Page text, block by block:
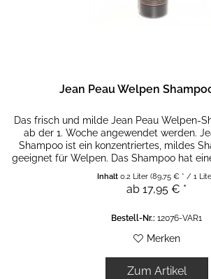
Jean Peau Welpen
Das frisch und milde Jean Peau Welpen-
ab der 1. Woche angewendet werden.
Shampoo ist ein konzentriertes, mildes
geeignet für Welpen. Das Shampoo hat
einen...
Inhalt 0.2 Liter (89,75 € * / 1
ab 17,95 € *
Bestell-Nr.: 12076-VAR1
Merken
Zum Artikel